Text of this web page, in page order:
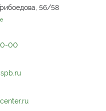
56/58
00